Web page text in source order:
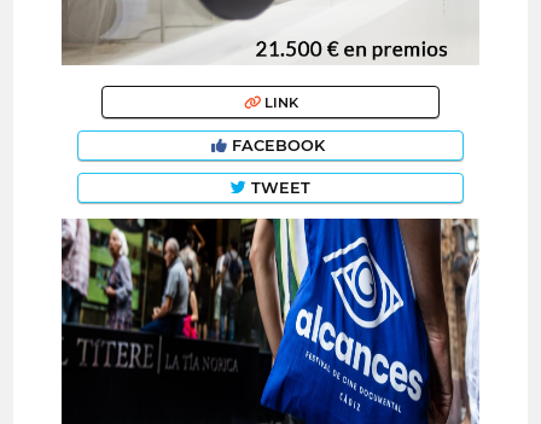
LINK
FACEBOOK
TWEET